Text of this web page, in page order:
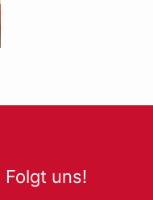
Folgt uns!